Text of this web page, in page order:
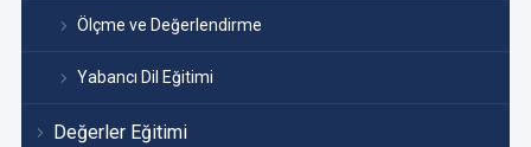
Ölçme ve Değerlendirme
Yabancı Dil Eğitimi
Değerler Eğitimi